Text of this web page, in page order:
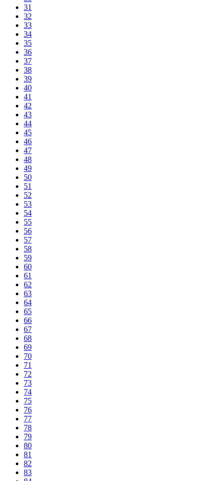
31
32
33
34
35
36
37
38
39
40
41
42
43
44
45
46
47
48
49
50
51
52
53
54
55
56
57
58
59
60
61
62
63
64
65
66
67
68
69
70
71
72
73
74
75
76
77
78
79
80
81
82
83